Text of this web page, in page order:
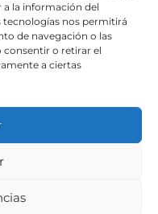
a la información del
nos permitirá
de navegación o las
consentir o retirar el
a ciertas
de venta